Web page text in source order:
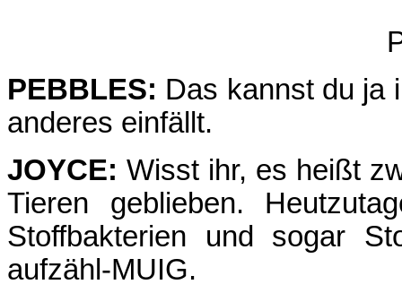
PEBBLES: Das kannst du ja
anderes einfällt.
JOYCE: Wisst ihr, es heißt
Tieren geblieben.
Stoffbakterien und sogar
aufzähl-MUIG.